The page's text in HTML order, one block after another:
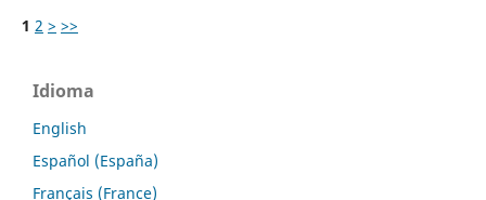
1 2 > >>
Idioma
English
Español (España)
Français (France)